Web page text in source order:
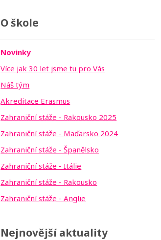
O škole
Novinky
Více jak 30 let jsme tu pro Vás
Náš tým
Akreditace Erasmus
Zahraniční stáže - Rakousko 2025
Zahraniční stáže - Maďarsko 2024
Zahraniční stáže - Španělsko
Zahraniční stáže - Itálie
Zahraniční stáže - Rakousko
Zahraniční stáže - Anglie
Nejnovější aktuality